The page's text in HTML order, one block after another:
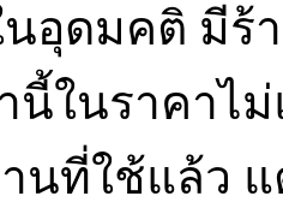
อุดมคติ มีร้
นี้ในราคา
นที่ใช้แล้ว